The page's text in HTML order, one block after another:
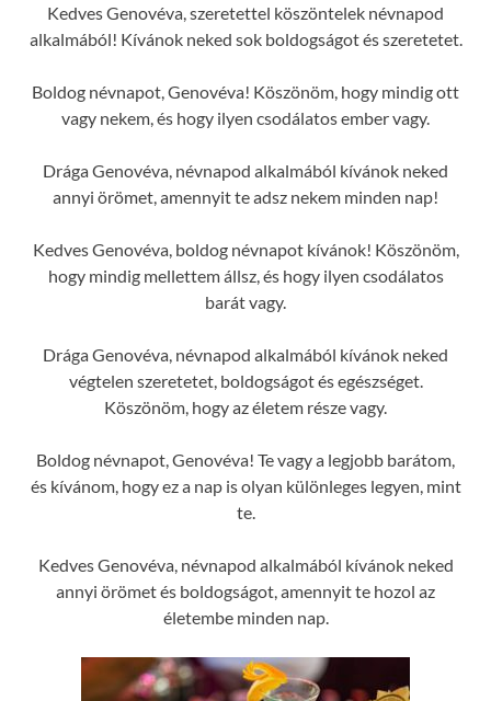
Kedves Genovéva, szeretettel köszöntelek névnapod
alkalmából! Kívánok neked sok boldogságot és szeretetet.
Boldog névnapot, Genovéva! Köszönöm, hogy mindig ott
vagy nekem, és hogy ilyen csodálatos ember vagy.
Drága Genovéva, névnapod alkalmából kívánok neked
annyi örömet, amennyit te adsz nekem minden nap!
Kedves Genovéva, boldog névnapot kívánok! Köszönöm,
hogy mindig mellettem állsz, és hogy ilyen csodálatos
barát vagy.
Drága Genovéva, névnapod alkalmából kívánok neked
végtelen szeretetet, boldogságot és egészséget.
Köszönöm, hogy az életem része vagy.
Boldog névnapot, Genovéva! Te vagy a legjobb barátom,
és kívánom, hogy ez a nap is olyan különleges legyen, mint
te.
Kedves Genovéva, névnapod alkalmából kívánok neked
annyi örömet és boldogságot, amennyit te hozol az
életembe minden nap.